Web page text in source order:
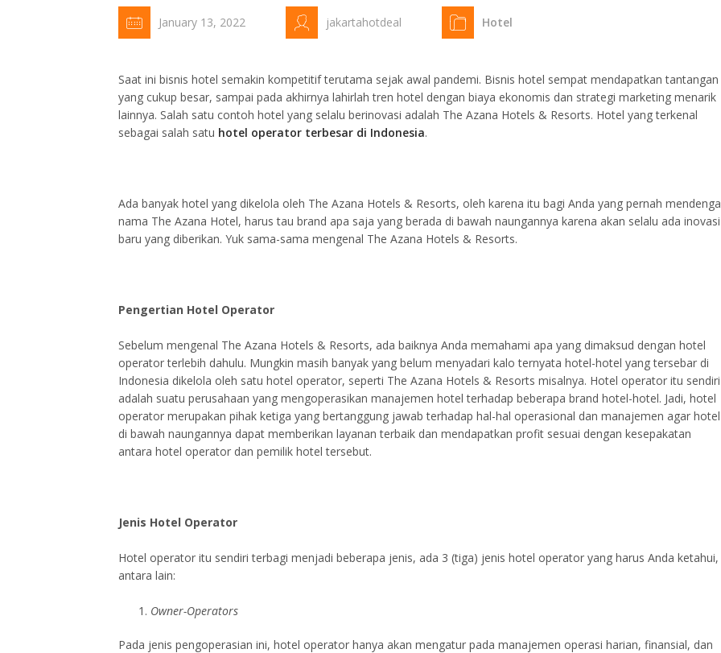
January 13, 2022 jakartahotdeal Hotel
Saat ini bisnis hotel semakin kompetitif terutama sejak awal pandemi. Bisnis hotel sempat mendapatkan tantangan
yang cukup besar, sampai pada akhirnya lahirlah tren hotel dengan biaya ekonomis dan strategi marketing menarik
lainnya. Salah satu contoh hotel yang selalu berinovasi adalah The Azana Hotels & Resorts. Hotel yang terkenal
sebagai salah satu hotel operator terbesar di Indonesia.
Ada banyak hotel yang dikelola oleh The Azana Hotels & Resorts, oleh karena itu bagi Anda yang pernah
nama The Azana Hotel, harus tau brand apa saja yang berada di bawah naungannya karena akan selalu ada inovasi
baru yang diberikan. Yuk sama-sama mengenal The Azana Hotels & Resorts.
Pengertian Hotel Operator
Sebelum mengenal The Azana Hotels & Resorts, ada baiknya Anda memahami apa yang dimaksud dengan hotel
operator terlebih dahulu. Mungkin masih banyak yang belum menyadari kalo ternyata hotel-hotel yang tersebar di
Indonesia dikelola oleh satu hotel operator, seperti The Azana Hotels & Resorts misalnya. Hotel operator itu sendiri
adalah suatu perusahaan yang mengoperasikan manajemen hotel terhadap beberapa brand hotel-hotel. Jadi, hotel
operator merupakan pihak ketiga yang bertanggung jawab terhadap hal-hal operasional dan manajemen agar hotel
di bawah naungannya dapat memberikan layanan terbaik dan mendapatkan profit sesuai dengan kesepakatan
antara hotel operator dan pemilik hotel tersebut.
Jenis Hotel Operator
Hotel operator itu sendiri terbagi menjadi beberapa jenis, ada 3 (tiga) jenis hotel operator yang harus Anda ketahui,
antara lain:
Owner-Operators
Pada jenis pengoperasian ini, hotel operator hanya akan mengatur pada manajemen operasi harian, finansial, dan